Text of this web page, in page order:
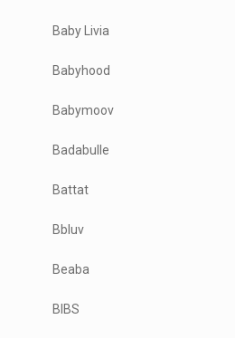
Baby Livia
Babyhood
Babymoov
Badabulle
Battat
Bbluv
Beaba
BIBS